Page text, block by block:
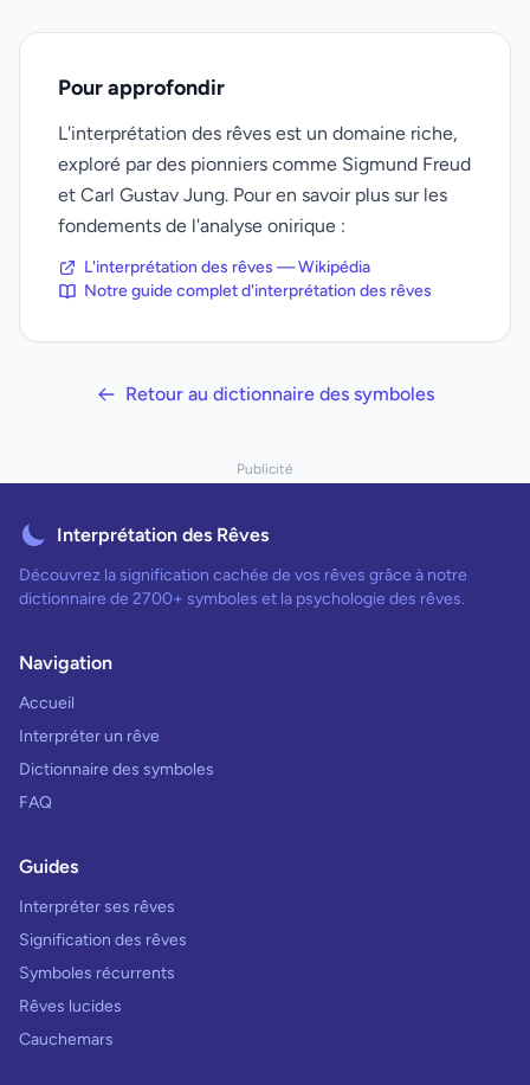
Pour approfondir
L'interprétation des rêves est un domaine riche,
exploré par des pionniers comme Sigmund Freud
et Carl Gustav Jung. Pour en savoir plus sur les
fondements de l'analyse onirique :
L'interprétation des rêves — Wikipédia
Notre guide complet d'interprétation des rêves
Retour au dictionnaire des symboles
Publicité
Interprétation des Rêves
Découvrez la signification cachée de vos rêves grâce à notre
dictionnaire de 2700+ symboles et la psychologie des rêves.
Navigation
Accueil
Interpréter un rêve
Dictionnaire des symboles
FAQ
Guides
Interpréter ses rêves
Signification des rêves
Symboles récurrents
Rêves lucides
Cauchemars